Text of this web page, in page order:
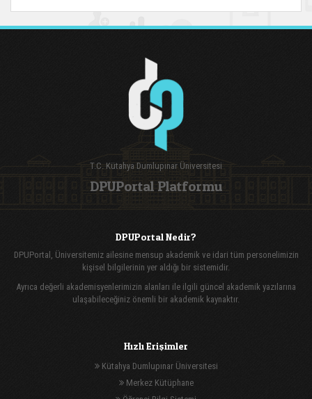
T.C. Kütahya Dumlupınar Üniversitesi
DPUPortal Platformu
DPUPortal Nedir?
DPUPortal, Üniversitemiz ailesine mensup akademik ve idari tüm personelimizin
kişisel bilgilerinin yer aldığı bir sistemidir.
Ayrıca değerli akademisyenlerimizin alanları ile ilgili güncel akademik yazılarına
ulaşabileceğiniz önemli bir akademik kaynaktır.
Hızlı Erişimler
Kütahya Dumlupınar Üniversitesi
Merkez Kütüphane